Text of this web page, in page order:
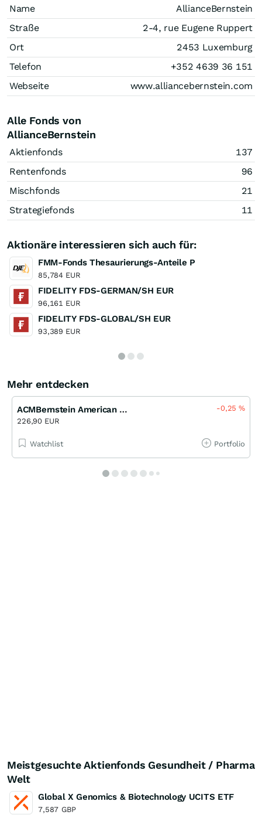
Name
AllianceBernstein
Straße
2-4, rue Eugene Ruppert
Ort
2453 Luxemburg
Telefon
+352 4639 36 151
Webseite
www.alliancebernstein.com
Alle Fonds von
AllianceBernstein
Aktienfonds
137
Rentenfonds
96
Mischfonds
21
Strategiefonds
11
Aktionäre interessieren sich auch für:
FMM-Fonds Thesaurierungs-Anteile P
85,784 EUR
FIDELITY FDS-GERMAN/SH EUR
96,161 EUR
FIDELITY FDS-GLOBAL/SH EUR
93,389 EUR
Mehr entdecken
ACMBernstein American Growth A
226,90 EUR
-0,25%
Watchlist Portfolio
Meistgesuchte Aktienfonds Gesundheit / Pharma
Welt
Global X Genomics & Biotechnology UCITS ETF
7,587 GBP